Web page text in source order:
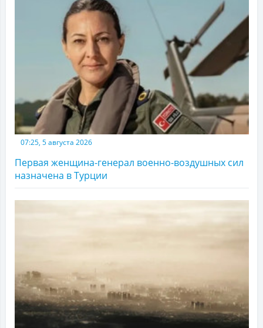
07:25, 5 августа 2026
Первая женщина-генерал военно-воздушных сил
назначена в Турции